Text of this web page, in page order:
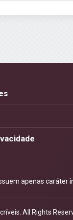
apenas caráter
. All Rights